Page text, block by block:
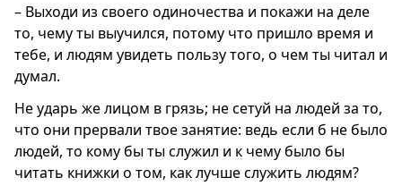
– Выходи из своего одиночества и покажи на деле
то, чему ты выучился, потому что пришло время и
тебе, и людям увидеть пользу того, о чем ты читал и
думал.
Не ударь же лицом в грязь; не сетуй на людей за то,
что они прервали твое занятие: ведь если б не было
людей, то кому бы ты служил и к чему было бы
читать книжки о том, как лучше служить людям?